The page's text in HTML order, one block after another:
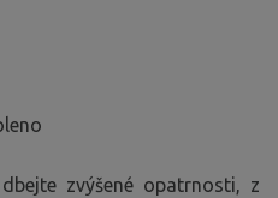
zvýšené opatrnosti, z